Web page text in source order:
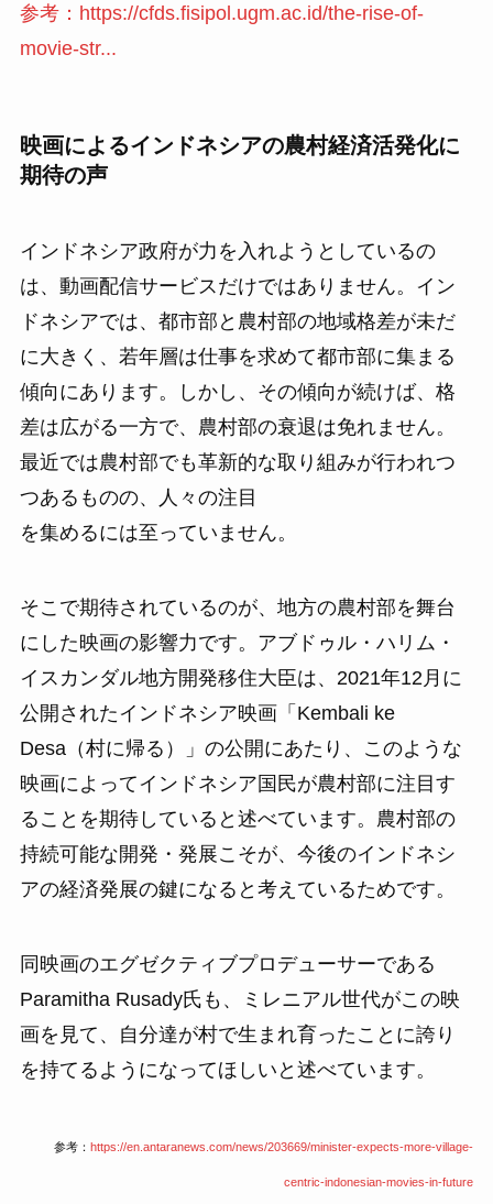
参考：https://cfds.fisipol.ugm.ac.id/the-rise-of-
movie-str...
映画によるインドネシアの農村経済活発化に
期待の声
インドネシア政府が力を入れようとしているの
は、動画配信サービスだけではありません。イン
ドネシアでは、都市部と農村部の地域格差が未だ
に大きく、若年層は仕事を求めて都市部に集まる
傾向にあります。しかし、その傾向が続けば、格
差は広がる一方で、農村部の衰退は免れません。
最近では農村部でも革新的な取り組みが行われつ
つあるものの、人々の注目
を集めるには至っていません。
そこで期待されているのが、地方の農村部を舞台
にした映画の影響力です。アブドゥル・ハリム・
イスカンダル地方開発移住大臣は、2021年12月に
公開されたインドネシア映画「Kembali ke
Desa（村に帰る）」の公開にあたり、このような
映画によってインドネシア国民が農村部に注目す
ることを期待していると述べています。農村部の
持続可能な開発・発展こそが、今後のインドネシ
アの経済発展の鍵になると考えているためです。
同映画のエグゼクティブプロデューサーである
Paramitha Rusady氏も、ミレニアル世代がこの映
画を見て、自分達が村で生まれ育ったことに誇り
を持てるようになってほしいと述べています。
参考：https://en.antaranews.com/news/203669/minister-expects-more-village-
centric-indonesian-movies-in-future